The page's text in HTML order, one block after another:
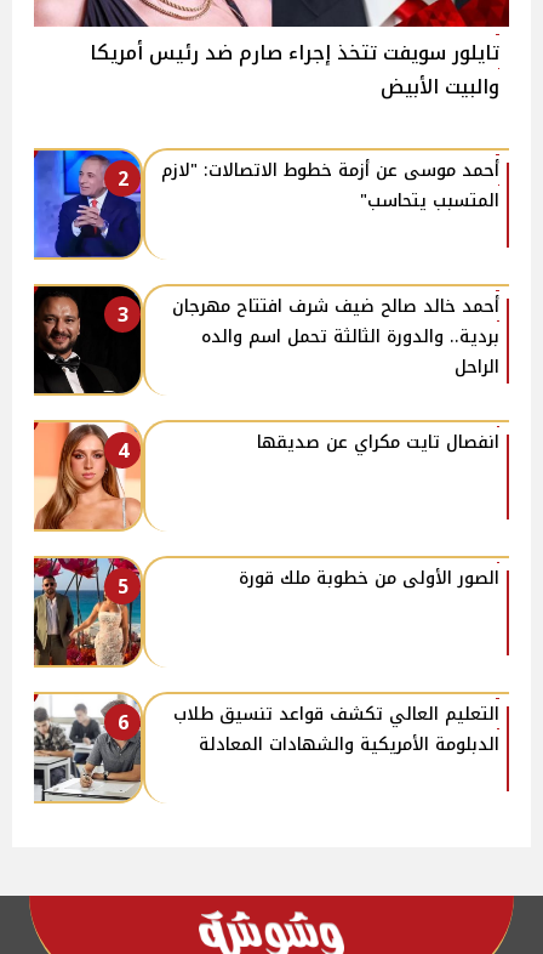
تايلور سويفت تتخذ إجراء صارم ضد رئيس أمريكا
والبيت الأبيض
2
أحمد موسى عن أزمة خطوط الاتصالات: "لازم
المتسبب يتحاسب"
3
أحمد خالد صالح ضيف شرف افتتاح مهرجان
بردية.. والدورة الثالثة تحمل اسم والده
الراحل
4 انفصال تايت مكراي عن صديقها
5 الصور الأولى من خطوبة ملك قورة
6
التعليم العالي تكشف قواعد تنسيق طلاب
الدبلومة الأمريكية والشهادات المعادلة